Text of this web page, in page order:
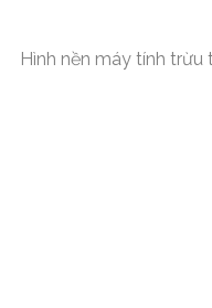
Hình nền máy tính